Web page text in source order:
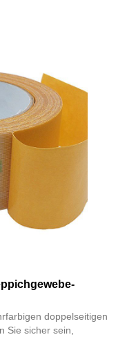
doppelseitigen
Sie sicher sein,